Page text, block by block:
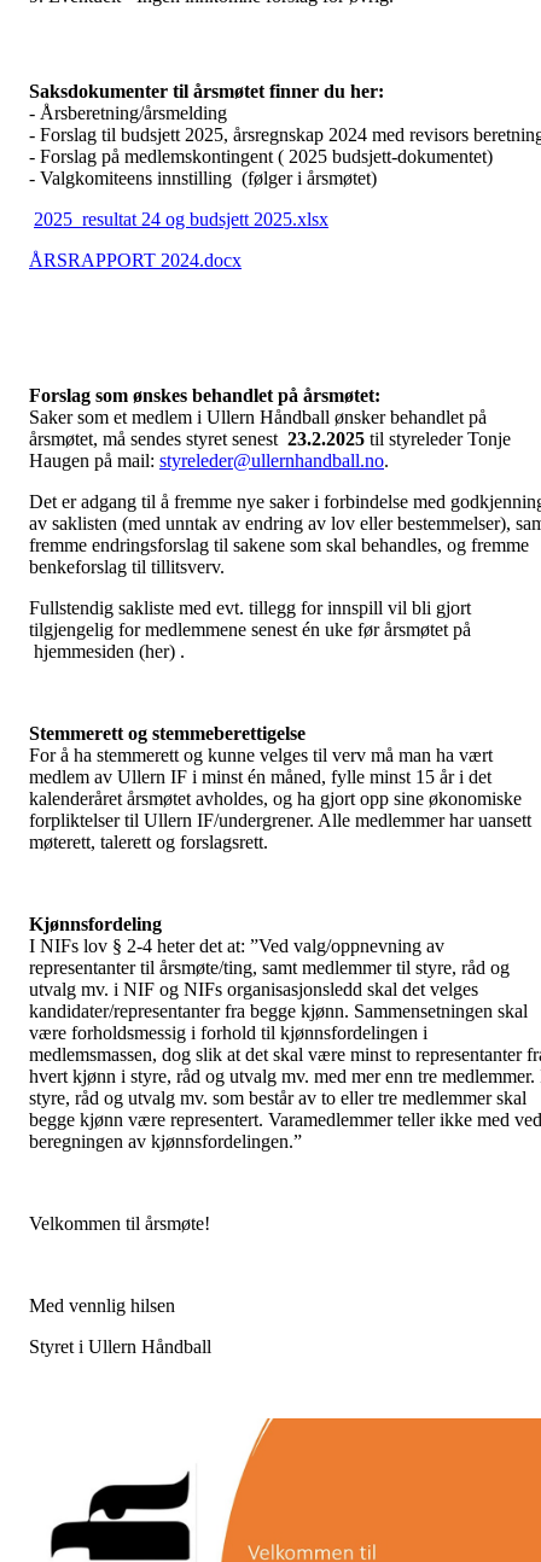
Saksdokumenter til årsmøtet finner du her:
- Årsberetning/årsmelding
- Forslag til budsjett 2025, årsregnskap 2024 med revisors
- Forslag på medlemskontingent ( 2025 budsjett-dokumentet)
- Valgkomiteens innstilling (følger i årsmøtet)
2025_resultat 24 og budsjett 2025.xlsx
ÅRSRAPPORT 2024.docx
Forslag som ønskes behandlet på årsmøtet:
Saker som et medlem i Ullern Håndball ønsker behandlet på
årsmøtet, må sendes styret senest 23.2.2025 til styreleder Tonje
Haugen på mail: styreleder@ullernhandball.no.
Det er adgang til å fremme nye saker i forbindelse med
av saklisten (med unntak av endring av lov eller bestemmelser),
fremme endringsforslag til sakene som skal behandles, og fremme
benkeforslag til tillitsverv.
Fullstendig sakliste med evt. tillegg for innspill vil bli gjort
tilgjengelig for medlemmene senest én uke før årsmøtet på
hjemmesiden (her) .
Stemmerett og stemmeberettigelse
For å ha stemmerett og kunne velges til verv må man ha vært
medlem av Ullern IF i minst én måned, fylle minst 15 år i det
kalenderåret årsmøtet avholdes, og ha gjort opp sine økonomiske
forpliktelser til Ullern IF/undergrener. Alle medlemmer har uansett
møterett, talerett og forslagsrett.
Kjønnsfordeling
I NIFs lov § 2-4 heter det at: ”Ved valg/oppnevning av
representanter til årsmøte/ting, samt medlemmer til styre, råd og
utvalg mv. i NIF og NIFs organisasjonsledd skal det velges
kandidater/representanter fra begge kjønn. Sammensetningen skal
være forholdsmessig i forhold til kjønnsfordelingen i
medlemsmassen, dog slik at det skal være minst to representanter
hvert kjønn i styre, råd og utvalg mv. med mer enn tre medlemmer.
styre, råd og utvalg mv. som består av to eller tre medlemmer skal
begge kjønn være representert. Varamedlemmer teller ikke med ved
beregningen av kjønnsfordelingen.”
Velkommen til årsmøte!
Med vennlig hilsen
Styret i Ullern Håndball